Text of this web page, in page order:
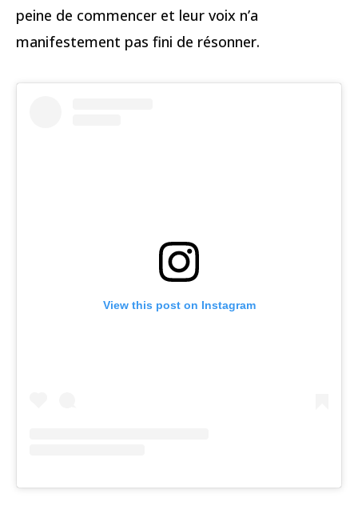
peine de commencer et leur voix n’a
manifestement pas fini de résonner.
View this post on Instagram